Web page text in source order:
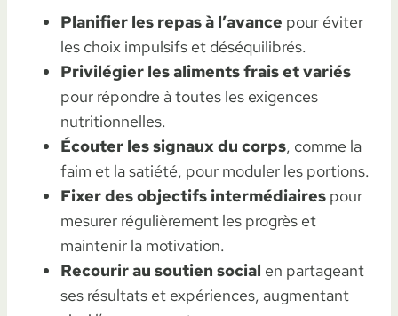
Planifier les repas à l’avance pour éviter
les choix impulsifs et déséquilibrés.
Privilégier les aliments frais et variés
pour répondre à toutes les exigences
nutritionnelles.
Écouter les signaux du corps, comme la
faim et la satiété, pour moduler les portions.
Fixer des objectifs intermédiaires pour
mesurer régulièrement les progrès et
maintenir la motivation.
Recourir au soutien social en partageant
ses résultats et expériences, augmentant